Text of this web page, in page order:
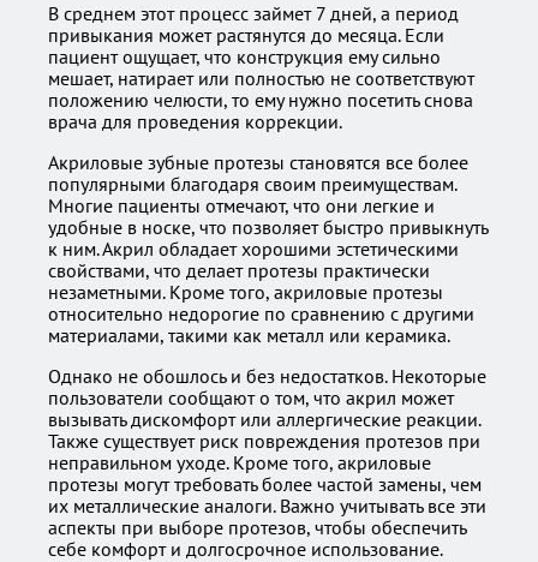
В среднем этот процесс займет 7 дней, а период
привыкания может растянутся до месяца. Если
пациент ощущает, что конструкция ему сильно
мешает, натирает или полностью не соответствуют
положению челюсти, то ему нужно посетить снова
врача для проведения коррекции.
Акриловые зубные протезы становятся все более
популярными благодаря своим преимуществам.
Многие пациенты отмечают, что они легкие и
удобные в носке, что позволяет быстро привыкнуть
к ним. Акрил обладает хорошими эстетическими
свойствами, что делает протезы практически
незаметными. Кроме того, акриловые протезы
относительно недорогие по сравнению с другими
материалами, такими как металл или керамика.
Однако не обошлось и без недостатков. Некоторые
пользователи сообщают о том, что акрил может
вызывать дискомфорт или аллергические реакции.
Также существует риск повреждения протезов при
неправильном уходе. Кроме того, акриловые
протезы могут требовать более частой замены, чем
их металлические аналоги. Важно учитывать все эти
аспекты при выборе протезов, чтобы обеспечить
себе комфорт и долгосрочное использование.